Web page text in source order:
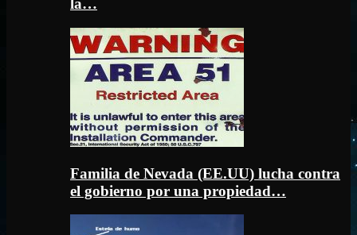
la…
Familia de Nevada (EE.UU) lucha contra
el gobierno por una propiedad…